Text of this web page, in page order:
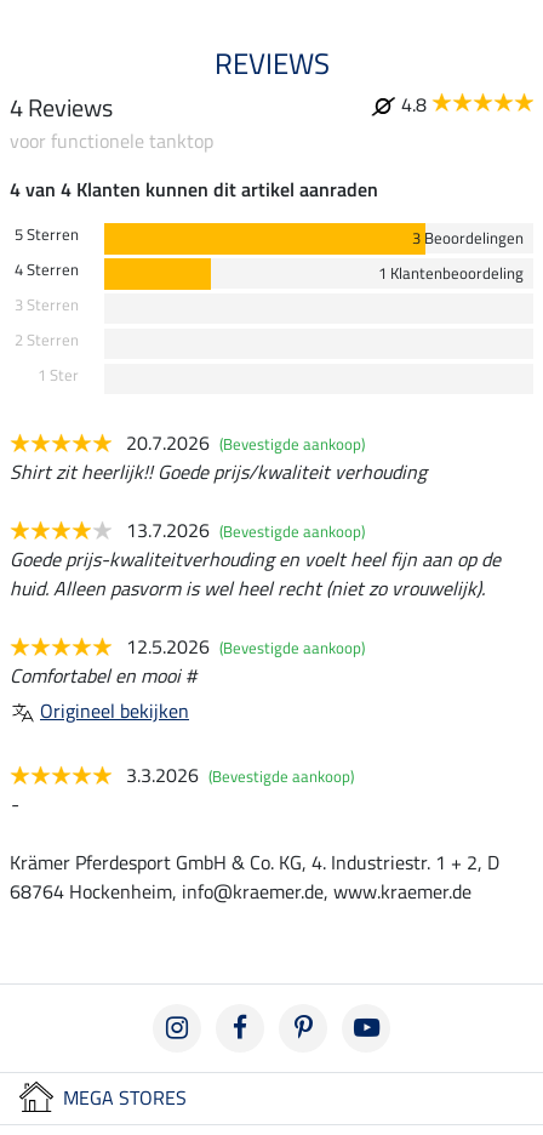
REVIEWS
4 Reviews
4.8
voor functionele tanktop
4 van 4 Klanten kunnen dit artikel aanraden
5 Sterren
3 Beoordelingen
4 Sterren
1 Klantenbeoordeling
3 Sterren
2 Sterren
1 Ster
20.7.2026 (Bevestigde aankoop)
Shirt zit heerlijk!! Goede prijs/kwaliteit verhouding
13.7.2026 (Bevestigde aankoop)
Goede prijs-kwaliteitverhouding en voelt heel fijn aan op de
huid. Alleen pasvorm is wel heel recht (niet zo vrouwelijk).
12.5.2026 (Bevestigde aankoop)
Comfortabel en mooi #
Origineel bekijken
3.3.2026 (Bevestigde aankoop)
-
Krämer Pferdesport GmbH & Co. KG, 4. Industriestr. 1 + 2, D
68764 Hockenheim, info@kraemer.de, www.kraemer.de
MEGA STORES